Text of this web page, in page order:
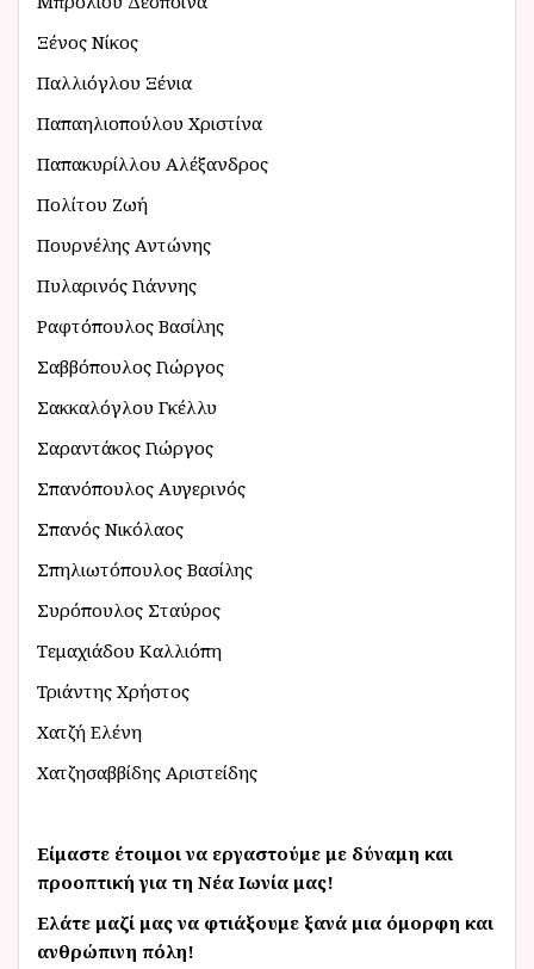
Ξένος Νίκος
Παλλιόγλου Ξένια
Παπαηλιοπούλου Χριστίνα
Παπακυρίλλου Αλέξανδρος
Πολίτου Ζωή
Πουρνέλης Αντώνης
Πυλαρινός Γιάννης
Ραφτόπουλος Βασίλης
Σαββόπουλος Γιώργος
Σακκαλόγλου Γκέλλυ
Σαραντάκος Γιώργος
Σπανόπουλος Αυγερινός
Σπανός Νικόλαος
Σπηλιωτόπουλος Βασίλης
Συρόπουλος Σταύρος
Τεμαχιάδου Καλλιόπη
Τριάντης Χρήστος
Χατζή Ελένη
Χατζησαββίδης Αριστείδης
Είμαστε έτοιμοι να εργαστούμε με δύναμη και
προοπτική για τη Νέα Ιωνία μας!
Ελάτε μαζί μας να φτιάξουμε ξανά μια όμορφη και
ανθρώπινη πόλη!